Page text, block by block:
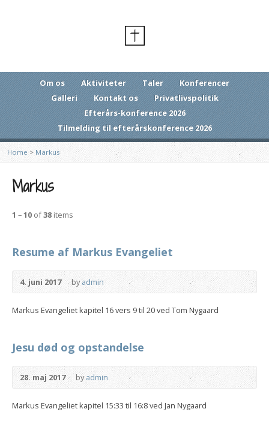
Om os Aktiviteter Taler
Konferencer
Galleri
Kontakt os
Privatlivspolitik
Efterårs-konference 2026
Tilmelding til efterårskonference 2026
Home > Markus
Markus
1 –10 of38 items
Resume af Markus Evangeliet
4. juni 2017 byadmin
Markus Evangeliet kapitel 16 vers 9 til 20 ved Tom Nygaard
Jesu død og opstandelse
28. maj 2017 byadmin
Markus Evangeliet kapitel 15:33 til 16:8 ved Jan Nygaard